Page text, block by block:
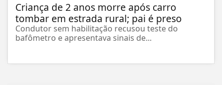
Criança de 2 anos morre após carro
tombar em estrada rural; pai é preso
Condutor sem habilitação recusou teste do
bafômetro e apresentava sinais de...